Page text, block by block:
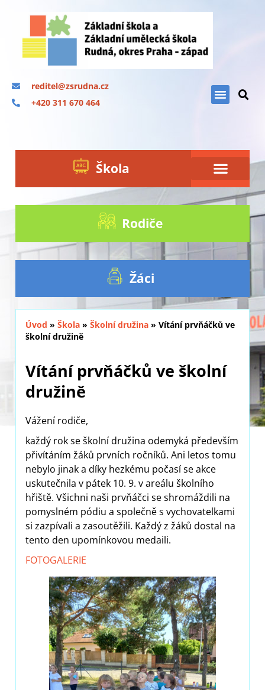
reditel@zsrudna.cz
+420 311 670 464
Škola
Rodiče
Žáci
Úvod » Škola » Školní družina » Vítání prvňáčků ve
školní družině
Vítání prvňáčků ve školní
družině
Vážení rodiče,
každý rok se školní družina odemyká především
přivítáním žáků prvních ročníků. Ani letos tomu
nebylo jinak a díky hezkému počasí se akce
uskutečnila v pátek 10. 9. v areálu školního
hřiště. Všichni naši prvňáčci se shromáždili na
pomyslném pódiu a společně s vychovatelkami
si zazpívali a zasoutěžili. Každý z žáků dostal na
tento den upomínkovou medaili.
FOTOGALERIE